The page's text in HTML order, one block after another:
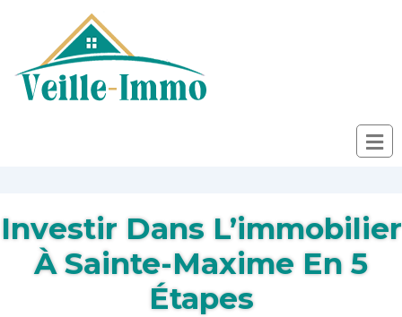
Investir Dans L’immobilier
À Sainte-Maxime En 5
Étapes